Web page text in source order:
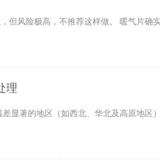
但风险极高，不推荐这样做。 暖气片确
理
显著的地区（如西北、华北及高原地